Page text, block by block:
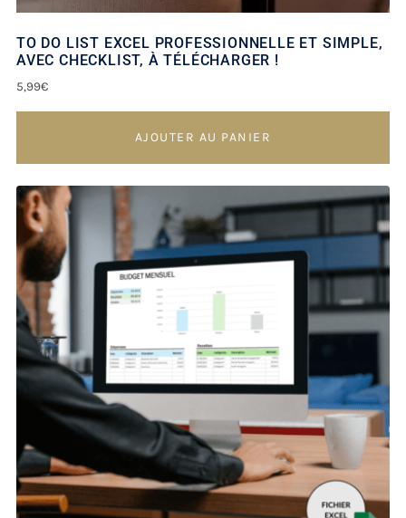
TO DO LIST EXCEL PROFESSIONNELLE ET SIMPLE,
AVEC CHECKLIST, À TÉLÉCHARGER !
5,99€
AJOUTER AU PANIER